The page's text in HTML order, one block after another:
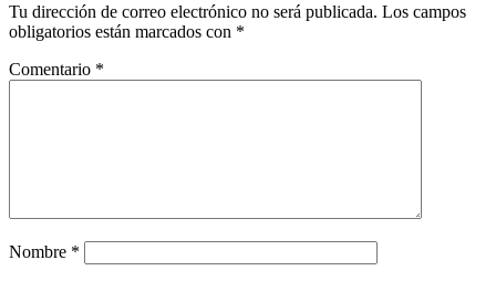
Tu dirección de correo electrónico no será publicada. Los campos
obligatorios están marcados con *
Comentario *
Nombre *